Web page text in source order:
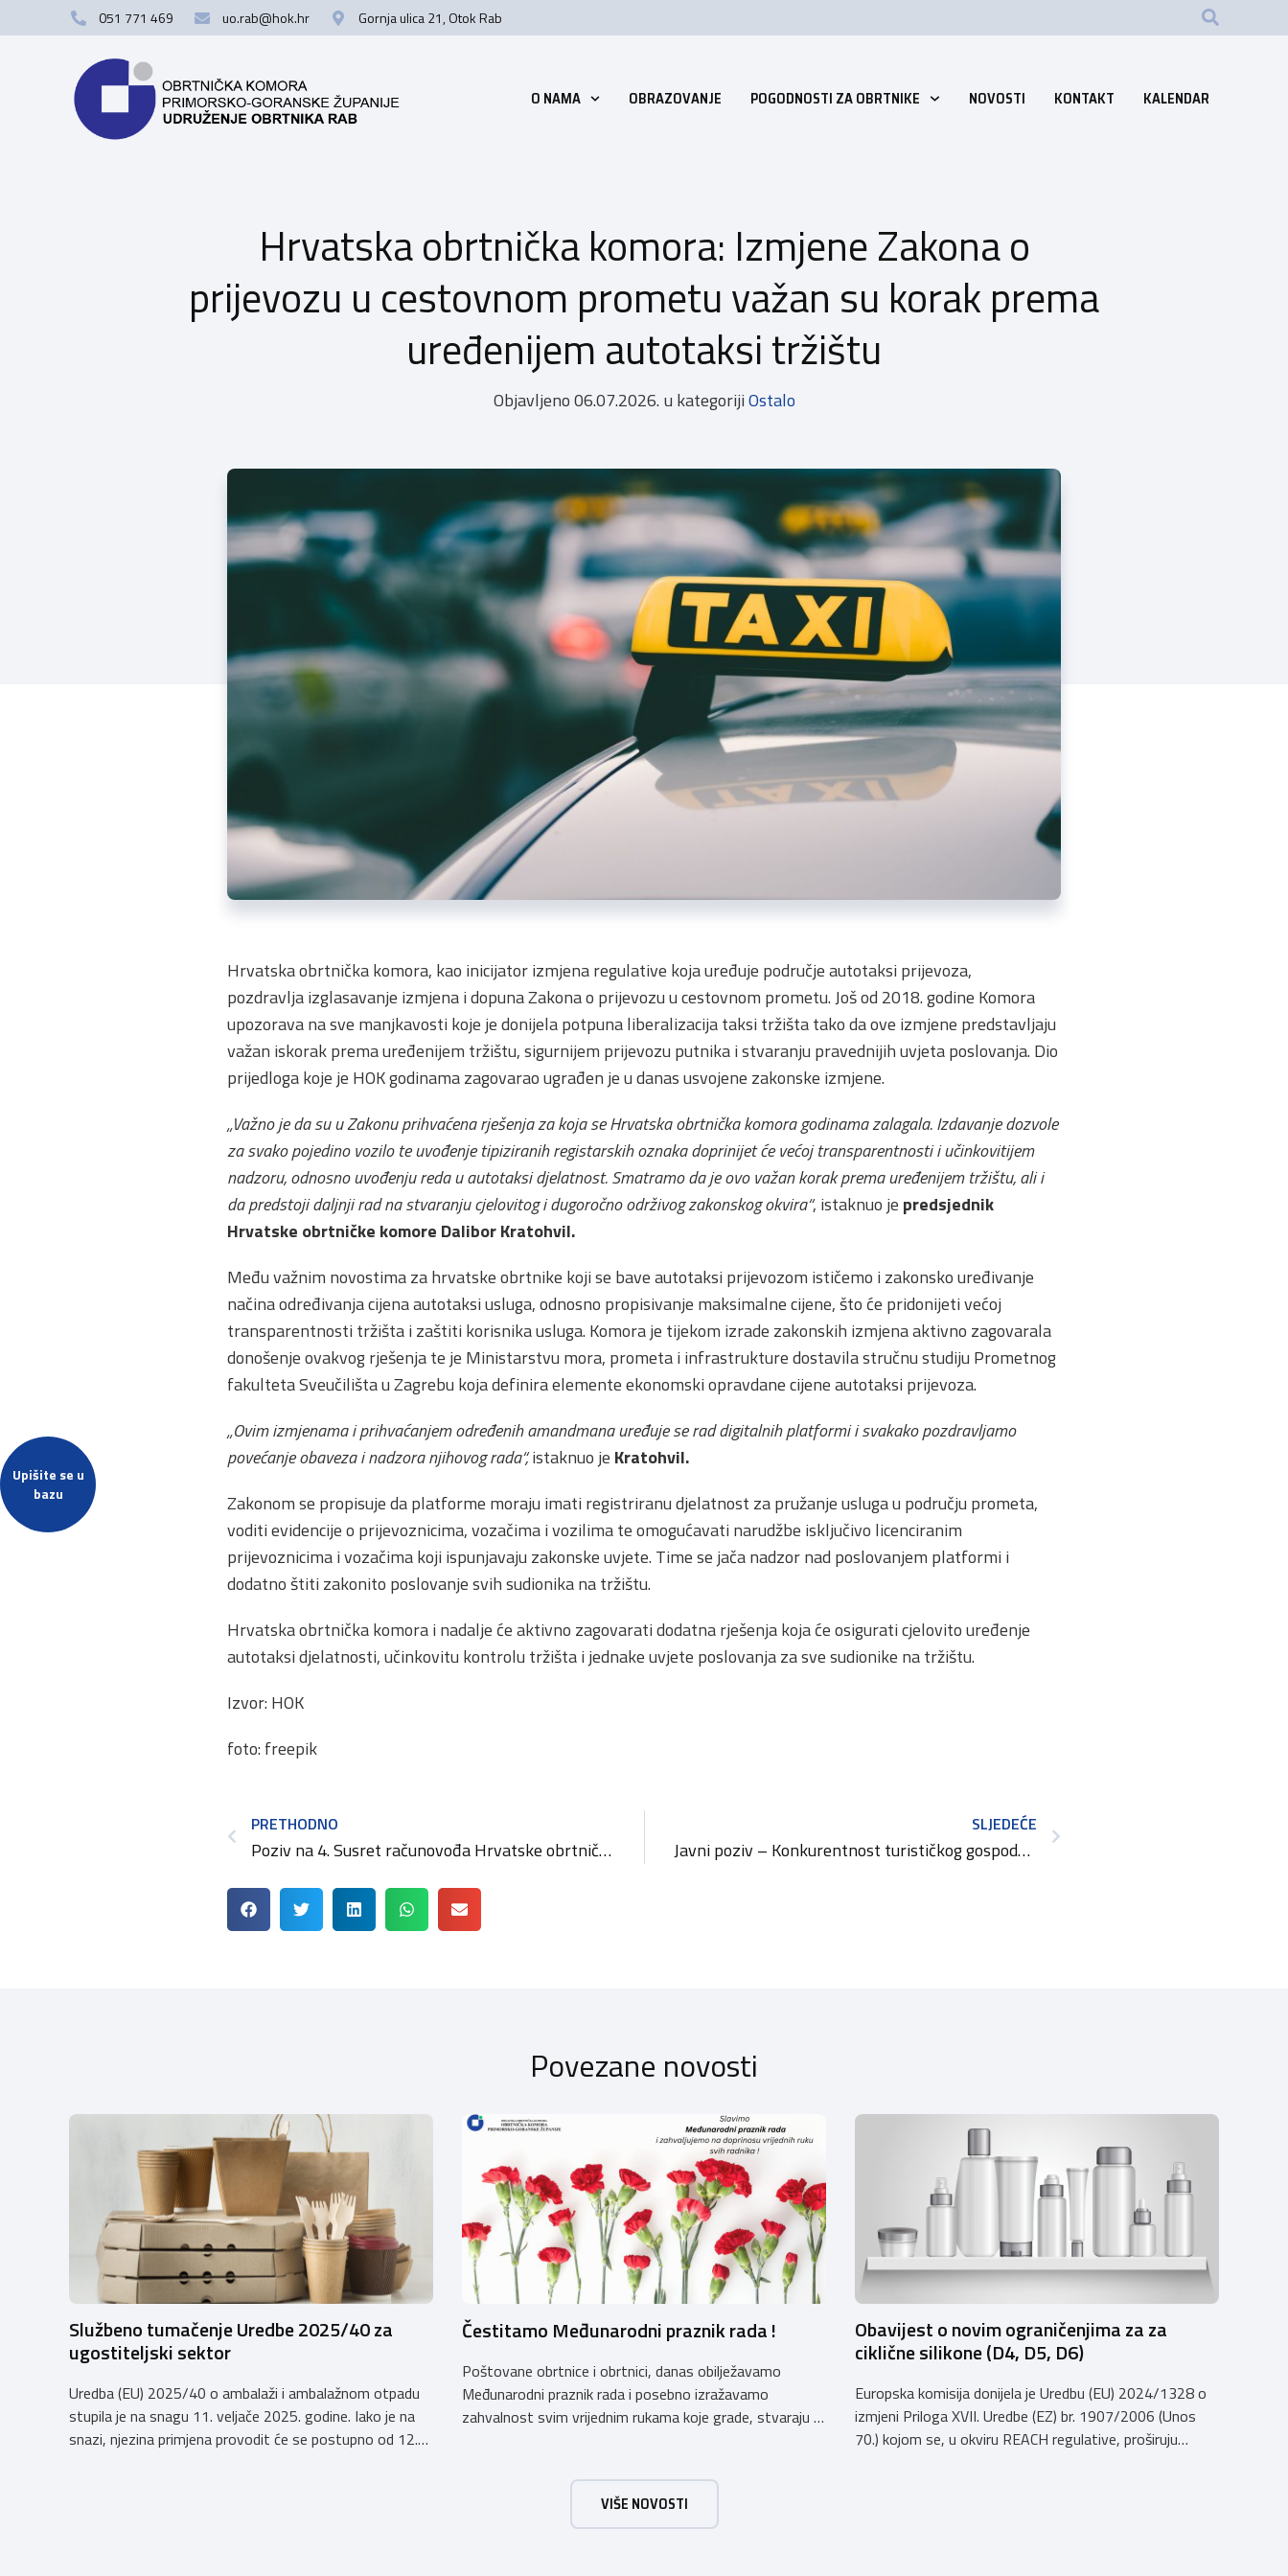
Upišite se u
bazu
051 771 469 uo.rab@hok.hr Gornja ulica 21, Otok Rab
O NAMA OBRAZOVANJE POGODNOSTI ZA OBRTNIKE NOVOSTI KONTAKT KALENDAR
Hrvatska obrtnička komora: Izmjene Zakona o
prijevozu u cestovnom prometu važan su korak prema
uređenijem autotaksi tržištu
Objavljeno06.07.2026. u kategorijiOstalo
Hrvatska obrtnička komora, kao inicijator izmjena regulative koja uređuje područje autotaksi prijevoza,
pozdravlja izglasavanje izmjena i dopuna Zakona o prijevozu u cestovnom prometu. Još od 2018. godine Komora
upozorava na sve manjkavosti koje je donijela potpuna liberalizacija taksi tržišta tako da ove izmjene predstavljaju
važan iskorak prema uređenijem tržištu, sigurnijem prijevozu putnika i stvaranju pravednijih uvjeta poslovanja. Dio
prijedloga koje je HOK godinama zagovarao ugrađen je u danas usvojene zakonske izmjene.
„Važno je da su u Zakonu prihvaćena rješenja za koja se Hrvatska obrtnička komora godinama zalagala. Izdavanje dozvole
za svako pojedino vozilo te uvođenje tipiziranih registarskih oznaka doprinijet će većoj transparentnosti i učinkovitijem
nadzoru, odnosno uvođenju reda u autotaksi djelatnost. Smatramo da je ovo važan korak prema uređenijem tržištu, ali i
da predstoji daljnji rad na stvaranju cjelovitog i dugoročno održivog zakonskog okvira“, istaknuo je predsjednik
Hrvatske obrtničke komore Dalibor Kratohvil.
Među važnim novostima za hrvatske obrtnike koji se bave autotaksi prijevozom ističemo i zakonsko uređivanje
načina određivanja cijena autotaksi usluga, odnosno propisivanje maksimalne cijene, što će pridonijeti većoj
transparentnosti tržišta i zaštiti korisnika usluga. Komora je tijekom izrade zakonskih izmjena aktivno zagovarala
donošenje ovakvog rješenja te je Ministarstvu mora, prometa i infrastrukture dostavila stručnu studiju Prometnog
fakulteta Sveučilišta u Zagrebu koja definira elemente ekonomski opravdane cijene autotaksi prijevoza.
„Ovim izmjenama i prihvaćanjem određenih amandmana uređuje se rad digitalnih platformi i svakako pozdravljamo
povećanje obaveza i nadzora njihovog rada“,istaknuo je Kratohvil.
Zakonom se propisuje da platforme moraju imati registriranu djelatnost za pružanje usluga u području prometa,
voditi evidencije o prijevoznicima, vozačima i vozilima te omogućavati narudžbe isključivo licenciranim
prijevoznicima i vozačima koji ispunjavaju zakonske uvjete. Time se jača nadzor nad poslovanjem platformi i
dodatno štiti zakonito poslovanje svih sudionika na tržištu.
Hrvatska obrtnička komora i nadalje će aktivno zagovarati dodatna rješenja koja će osigurati cjelovito uređenje
autotaksi djelatnosti, učinkovitu kontrolu tržišta i jednake uvjete poslovanja za sve sudionike na tržištu.
Izvor: HOK
foto: freepik
PRETHODNO
Poziv na 4. Susret računovođa Hrvatske obrtničke komore
SLJEDEĆE
Javni poziv – Konkurentnost turističkog gospodarstva 2026. – Zelena i digitalna tranzicija poduzetnika u turizmu
Povezane novosti
Službeno tumačenje Uredbe 2025/40 za
ugostiteljski sektor
Uredba (EU) 2025/40 o ambalaži i ambalažnom otpadu
stupila je na snagu 11. veljače 2025. godine. Iako je na
snazi, njezina primjena provodit će se postupno od 12.
Čestitamo Međunarodni praznik rada !
Poštovane obrtnice i obrtnici, danas obilježavamo
Međunarodni praznik rada i posebno izražavamo
zahvalnost svim vrijednim rukama koje grade, stvaraju i
promiče trud i posvećenost svojih obrtnika, koji
doprinose razvoju našeg društva i čine temelj našeg
Obavijest o novim ograničenjima za za
ciklične silikone (D4, D5, D6)
Europska komisija donijela je Uredbu (EU) 2024/1328 o
izmjeni Priloga XVII. Uredbe (EZ) br. 1907/2006 (Unos
70.) kojom se, u okviru REACH regulative, proširuju
VIŠE NOVOSTI